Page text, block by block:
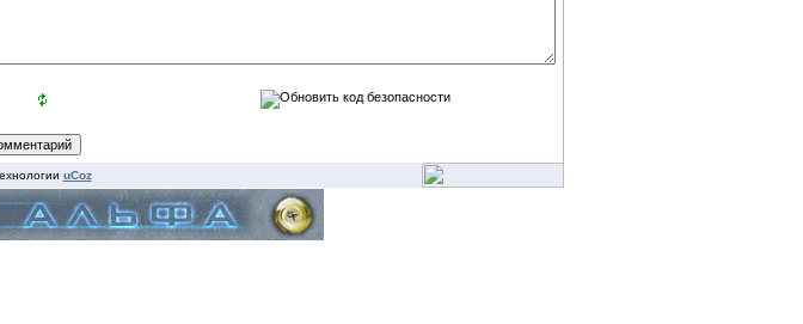
uCoz